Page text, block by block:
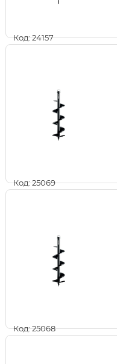
Код: 24157
Код: 25069
Код: 25068